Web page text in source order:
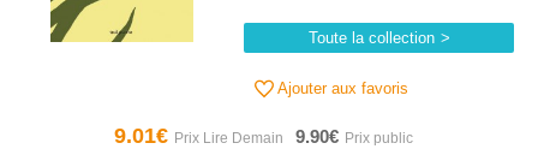
Toute la collection
Ajouter aux favoris
9.01€ 9.90€